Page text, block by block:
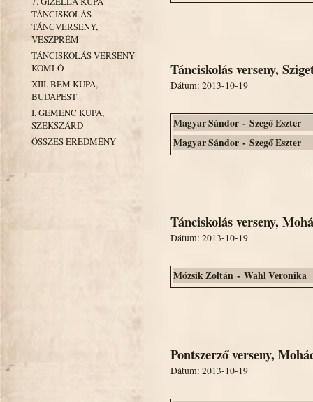
TÁNCISKOLÁS
TÁNCVERSENY,
VESZPRÉM
TÁNCISKOLÁS VERSENY -
KOMLÓ
XIII. BEM KUPA,
BUDAPEST
I. GEMENC KUPA,
SZEKSZÁRD
ÖSSZES EREDMÉNY
Tánciskolás verseny,
Dátum: 2013-10-19
Magyar Sándor - Szegő Eszter
Magyar Sándor - Szegő Eszter
Tánciskolás verseny,
Dátum: 2013-10-19
Mózsik Zoltán - Wahl Veronika
Pontszerző verseny,
Dátum: 2013-10-19